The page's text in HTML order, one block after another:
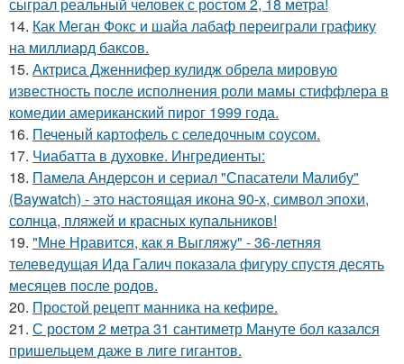
14. Как Меган Фокс и шайа лабаф переиграли графику
на миллиард баксов.
15. Актриса Дженнифер кулидж обрела мировую
известность после исполнения роли мамы стиффлера в
комедии американский пирог 1999 года.
16. Печеный картофель с селедочным соусом.
17. Чиабатта в духовке. Ингредиенты:
18. Памела Андерсон и сериал "Спасатели Малибу"
(Baywatch) - это настоящая икона 90-х, символ эпохи,
солнца, пляжей и красных купальников!
19. "Мне Нравится, как я Выгляжу" - 36-летняя
телеведущая Ида Галич показала фигуру спустя десять
месяцев после родов.
20. Простой рецепт манника на кефире.
21. С ростом 2 метра 31 сантиметр Мануте бол казался
пришельцем даже в лиге гигантов.